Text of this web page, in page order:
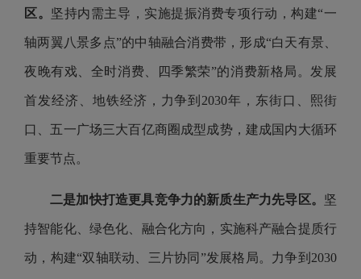
区。 坚持内需主导，实施提振消费专项行动，构建“一
轴两翼八景多点”的中轴融合消费带，形成“白天有景、
夜晚有戏、全时消费、四季繁荣”的消费新格局。发展
首发经济、地铁经济，力争到2030年，东街口、熙街
口、五一广场三大百亿商圈成型成势，建成国内大循环
重要节点。
二是加快打造更具竞争力的新质生产力先导区。 坚
持智能化、绿色化、融合化方向，实施科产融合提质行
动，构建“双轴联动、三片协同”发展格局。力争到2030